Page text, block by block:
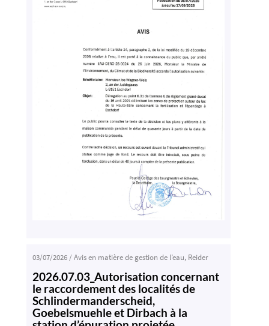
03/07/2026/Avis en matière de gestion de l’eau, Reider
2026.07.03_Autorisation concernant
le raccordement des localités de
Schlindermanderscheid,
Goebelsmuehle et Dirbach à la